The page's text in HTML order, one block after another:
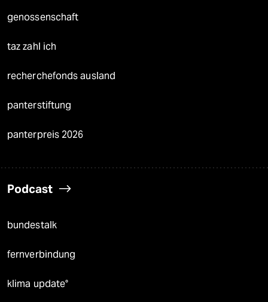
genossenschaft
taz zahl ich
recherchefonds ausland
panterstiftung
panterpreis 2026
Podcast
bundestalk
fernverbindung
klima update°